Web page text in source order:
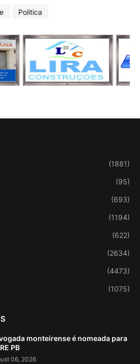
Politica
(1881)
(95)
(693)
(1194)
(622)
(2634)
(4473)
(1075)
monteirense é nomeada para
PB
06, 2026